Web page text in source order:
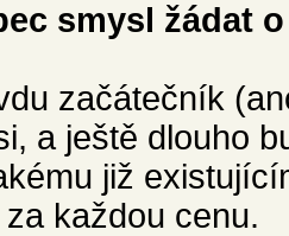
smysl žádat
začátečník
a ještě dlouho
již
každou cenu.